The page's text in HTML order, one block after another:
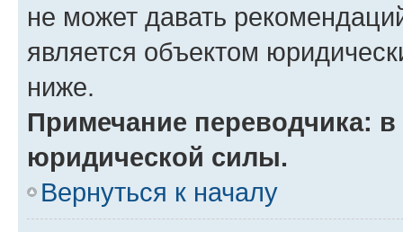
не может давать
является объектом
ниже.
Примечание переводчика:
юридической силы.
Вернуться к началу